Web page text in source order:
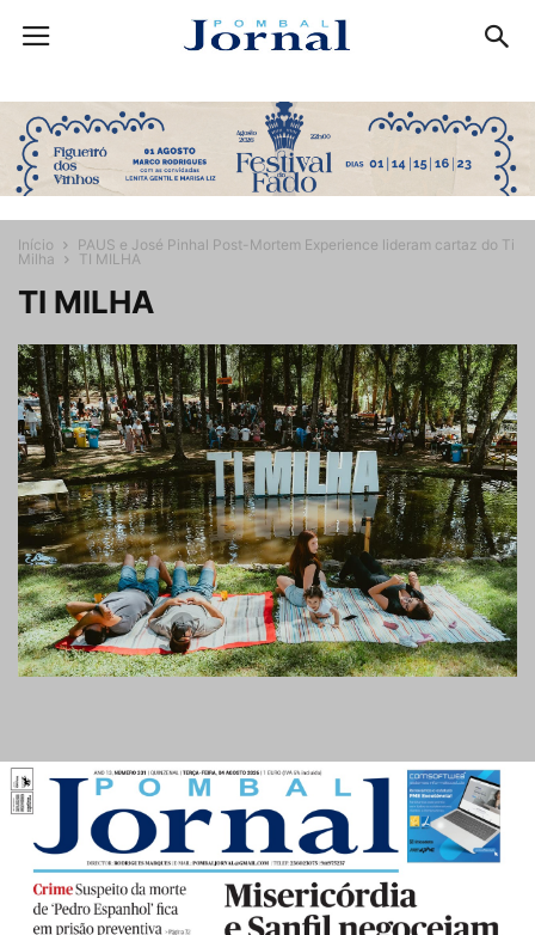
Início
PAUS e José Pinhal Post-Mortem Experience lideram cartaz do Ti
Milha
TI MILHA
TI MILHA